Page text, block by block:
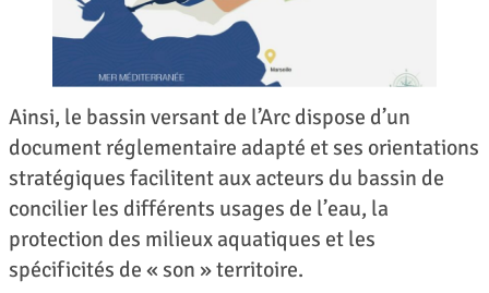
Ainsi, le bassin versant de l’Arc dispose d’un
document réglementaire adapté et ses orientations
stratégiques facilitent aux acteurs du bassin de
concilier les différents usages de l’eau, la
protection des milieux aquatiques et les
spécificités de « son » territoire.